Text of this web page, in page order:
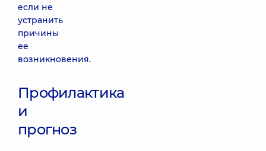
если не
устранить
причины
ее
возникновения.
Профилактика
и
прогноз